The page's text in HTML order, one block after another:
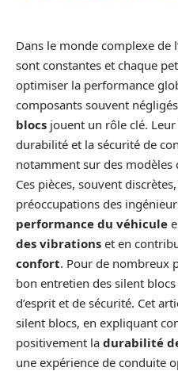
Dans le monde complexe de
sont constantes et chaque
optimiser la performance
composants souvent
blocs jouent un rôle clé.
durabilité et la sécurité de
notamment sur des modèles
Ces pièces, souvent
préoccupations des
performance du véhicule
des vibrations et en
confort. Pour de nombreux
bon entretien des silent
d’esprit et de sécurité. Cet
silent blocs, en expliquant
positivement la durabilité
une expérience de conduite